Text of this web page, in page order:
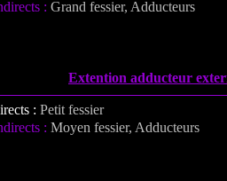
: Grand fessier, Adducteurs
Extention adducteur
: Petit fessier
: Moyen fessier, Adducteurs